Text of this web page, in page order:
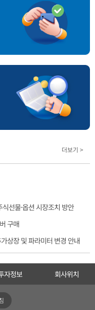
더보기 >
선물·옵션 시장조치 방안
구매
상장 및 파라미터 변경 안내
자정보 회사위치